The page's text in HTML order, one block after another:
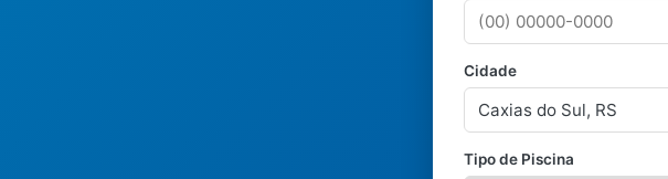
Cidade
Tipo de Piscina